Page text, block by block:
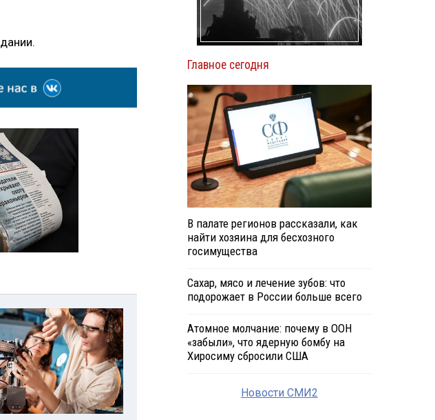
Главное сегодня
В палате регионов рассказали, как
найти хозяина для бесхозного
госимущества
Сахар, мясо и лечение зубов: что
подорожает в России больше всего
Атомное молчание: почему в ООН
«забыли», что ядерную бомбу на
Хиросиму сбросили США
Новости СМИ2